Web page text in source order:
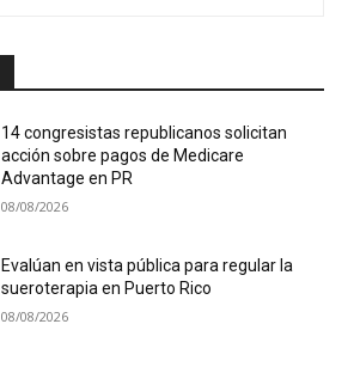
14 congresistas republicanos solicitan
acción sobre pagos de Medicare
Advantage en PR
08/08/2026
Evalúan en vista pública para regular la
sueroterapia en Puerto Rico
08/08/2026